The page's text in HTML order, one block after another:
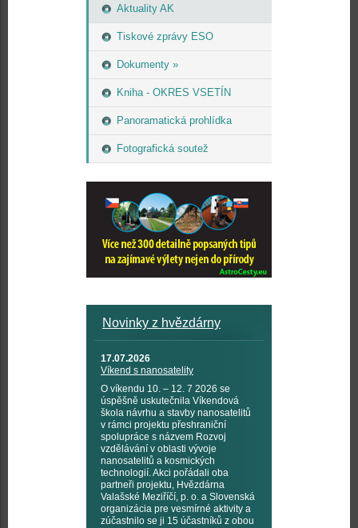
Aktuality AK
Tiskové zprávy ESO
Dokumenty »
Kniha - OKRES VSETÍN
Panoramatická prohlídka
Fotografická soutež
Novinky z hvězdárny
17.07.2026
Víkend s nanosatelity
O víkendu 10. – 12. 7 2026 se
úspěšně uskutečnila Víkendová
škola návrhu a stavby nanosatelitů
v rámci projektu přeshraniční
spolupráce s názvem Rozvoj
vzdělávání v oblasti vývoje
nanosatelitů a kosmických
technologií. Akci pořádali oba
partneři projektu, Hvězdárna
Valašské Meziříčí, p. o. a Slovenská
organizácia pre vesmírné aktivity a
zúčastnilo se ji 15 účastníků z obou